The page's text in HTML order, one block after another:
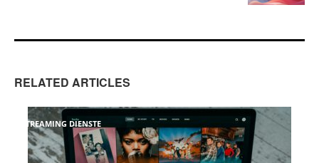
RELATED ARTICLES
STREAMING DIENSTE